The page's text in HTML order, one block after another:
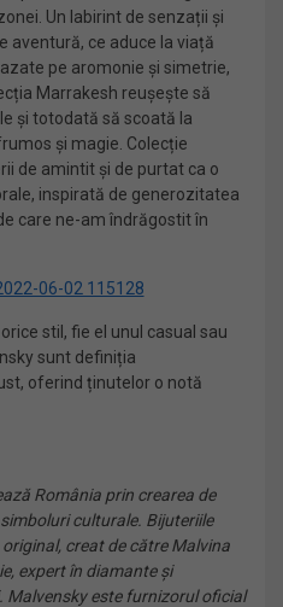
Un labirint de senzații și
aventură, ce aduce la viață
pe aromonie și simetrie,
Marrakesh reușește să
și totodată să scoată la
și magie. Colecție
de amintit și de purtat ca o
inspirată de generozitatea
care ne-am îndrăgostit în
stil, fie el unul casual sau
sunt definiția
oferind ținutelor o notă
România prin crearea de
culturale. Bijuteriile
creat de către Malvina
expert în diamante și
Malvensky este furnizorul oficial